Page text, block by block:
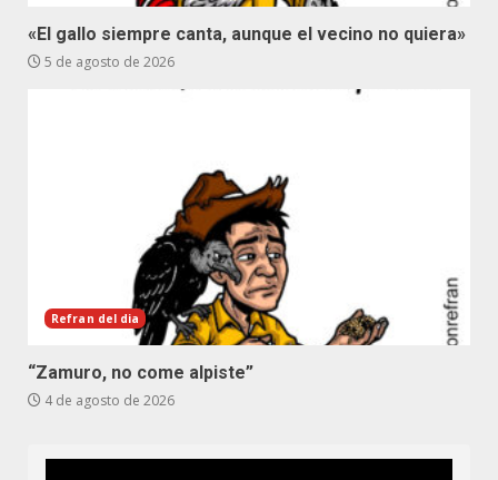
«El gallo siempre canta, aunque el vecino no quiera»
5 de agosto de 2026
Refran del dia
“Zamuro, no come alpiste”
4 de agosto de 2026